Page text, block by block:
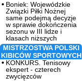
Boniek: Wojewódzkie
Związki Piłki Nożnej
same podejmą decyzje
w sprawie dokończenia
sezonu w III lidze i
klasach niższych
MISTRZOSTWA POLSKI
KIBICÓW SPORTOWYCH
KONKURS. Tenisowy
ekspert - czterech
zwycięzców